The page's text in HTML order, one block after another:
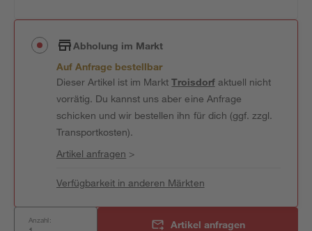
Abholung im Markt
Auf Anfrage bestellbar
Dieser Artikel ist im MarktTroisdorfaktuell nicht
vorrätig. Du kannst uns aber eine Anfrage
schicken und wir bestellen ihn für dich (ggf. zzgl.
Transportkosten).
Artikel anfragen >
Verfügbarkeit in anderen Märkten
Anzahl: Artikel anfragen